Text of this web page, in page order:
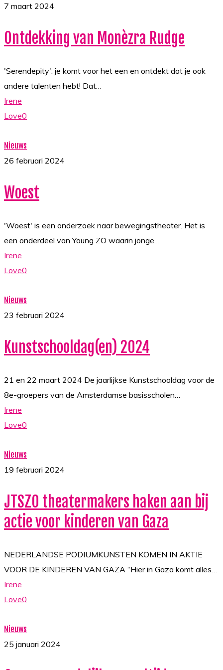
van
Rudge
7 maart 2024
Ontdekking van Monèzra Rudge
'Serendepity': je komt voor het een en ontdekt dat je ook
andere talenten hebt! Dat…
Irene
Love0
Woest
Nieuws
26 februari 2024
Woest
'Woest' is een onderzoek naar bewegingstheater. Het is
een onderdeel van Young ZO waarin jonge…
Irene
Love0
Kunstschooldag(en)
2024
Nieuws
23 februari 2024
Kunstschooldag(en) 2024
21 en 22 maart 2024 De jaarlijkse Kunstschooldag voor de
8e-groepers van de Amsterdamse basisscholen…
Irene
Love0
JTSZO
theatermakers
aan
actie
kinderen
van
Gaza
Nieuws
19 februari 2024
JTSZO theatermakers haken aan bij
actie voor kinderen van Gaza
NEDERLANDSE PODIUMKUNSTEN KOMEN IN AKTIE
VOOR DE KINDEREN VAN GAZA “Hier in Gaza komt alles…
Irene
Love0
Onvoorwaardelijk
voor
Nieuws
25 januari 2024